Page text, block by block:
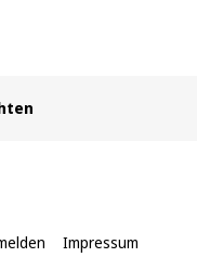
Impressum